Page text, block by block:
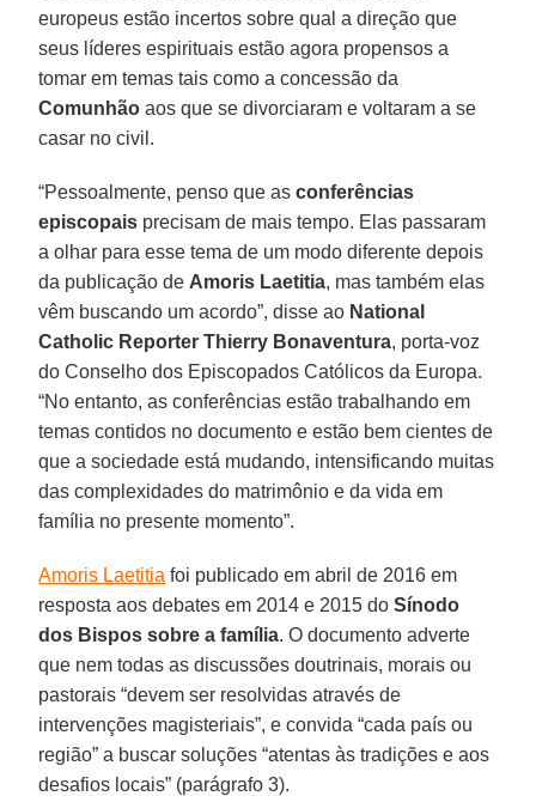
europeus estão incertos sobre qual a direção que
seus líderes espirituais estão agora propensos a
tomar em temas tais como a concessão da
Comunhão aos que se divorciaram e voltaram a se
casar no civil.
“Pessoalmente, penso que asconferências
episcopais precisam de mais tempo. Elas passaram
a olhar para esse tema de um modo diferente depois
da publicação de Amoris Laetitia, mas também elas
vêm buscando um acordo”, disse ao National
Catholic Reporter Thierry Bonaventura, porta-voz
do Conselho dos Episcopados Católicos da Europa.
“No entanto, as conferências estão trabalhando em
temas contidos no documento e estão bem cientes de
que a sociedade está mudando, intensificando muitas
das complexidades do matrimônio e da vida em
família no presente momento”.
Amoris Laetitia foi publicado em abril de 2016 em
resposta aos debates em 2014 e 2015 doSínodo
dos Bispos sobre a família. O documento adverte
que nem todas as discussões doutrinais, morais ou
pastorais “devem ser resolvidas através de
intervenções magisteriais”, e convida “cada país ou
região” a buscar soluções “atentas às tradições e aos
desafios locais” (parágrafo 3).